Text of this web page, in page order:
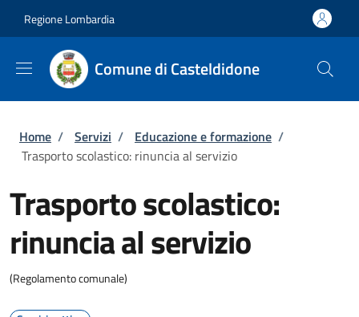
Regione Lombardia
Comune di Casteldidone
Briciole di pane
Home / Servizi / Educazione e formazione /
Trasporto scolastico: rinuncia al servizio
Trasporto scolastico:
rinuncia al servizio
(Regolamento comunale)